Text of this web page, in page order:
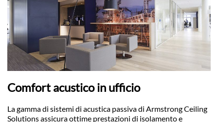
Comfort acustico in ufficio
La gamma di sistemi di acustica passiva di Armstrong Ceiling
Solutions assicura ottime prestazioni di isolamento e